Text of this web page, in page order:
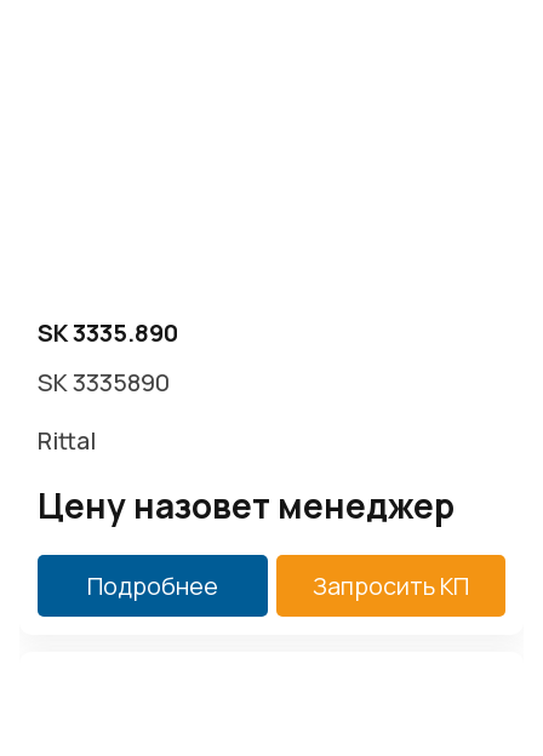
SK 3335.890
SK 3335890
Rittal
Цену назовет менеджер
Подробнее Запросить КП